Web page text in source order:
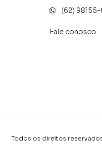
(62) 98155-
Fale conosco
Todos os direitos